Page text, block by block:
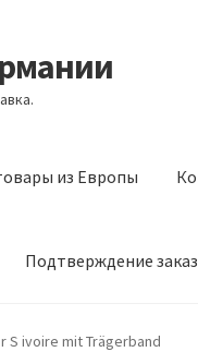
из Европы
Подтверждение
Контакты
S ivoire mit Trägerband